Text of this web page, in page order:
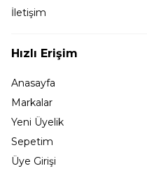
İletişim
Hızlı Erişim
Anasayfa
Markalar
Yeni Üyelik
Sepetim
Üye Girişi